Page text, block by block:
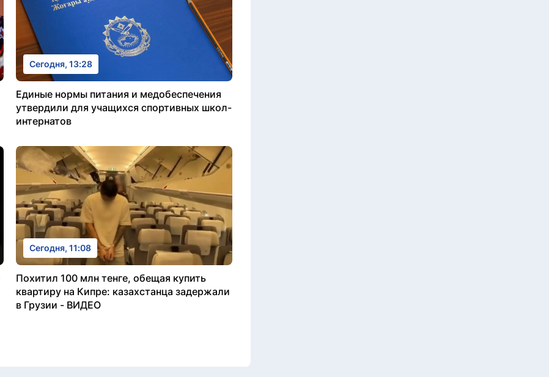
Сегодня, 13:28
Единые нормы питания и медобеспечения
утвердили для учащихся спортивных школ-
интернатов
Сегодня, 11:08
Похитил 100 млн тенге, обещая купить
квартиру на Кипре: казахстанца задержали
в Грузии - ВИДЕО